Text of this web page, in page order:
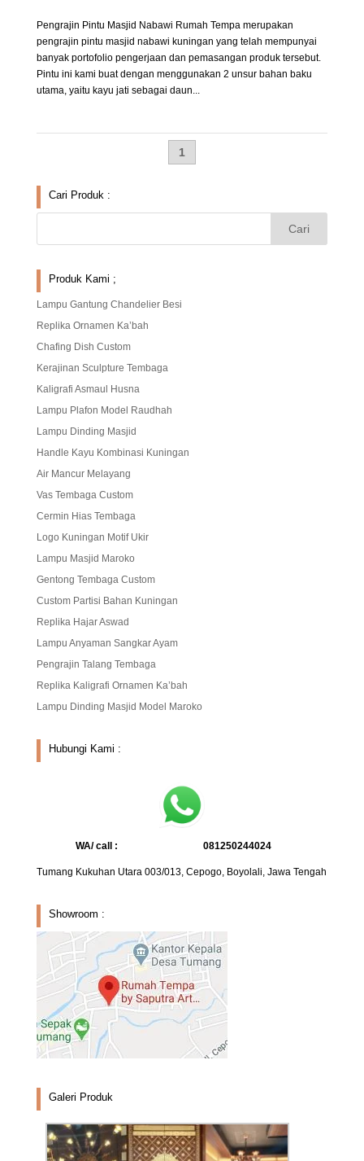
Pengrajin Pintu Masjid Nabawi Rumah Tempa merupakan
pengrajin pintu masjid nabawi kuningan yang telah mempunyai
banyak portofolio pengerjaan dan pemasangan produk tersebut.
Pintu ini kami buat dengan menggunakan 2 unsur bahan baku
utama, yaitu kayu jati sebagai daun...
1
Cari Produk :
Produk Kami ;
Lampu Gantung Chandelier Besi
Replika Ornamen Ka’bah
Chafing Dish Custom
Kerajinan Sculpture Tembaga
Kaligrafi Asmaul Husna
Lampu Plafon Model Raudhah
Lampu Dinding Masjid
Handle Kayu Kombinasi Kuningan
Air Mancur Melayang
Vas Tembaga Custom
Cermin Hias Tembaga
Logo Kuningan Motif Ukir
Lampu Masjid Maroko
Gentong Tembaga Custom
Custom Partisi Bahan Kuningan
Replika Hajar Aswad
Lampu Anyaman Sangkar Ayam
Pengrajin Talang Tembaga
Replika Kaligrafi Ornamen Ka’bah
Lampu Dinding Masjid Model Maroko
Hubungi Kami :
WA/ call : 081250244024
Tumang Kukuhan Utara 003/013, Cepogo, Boyolali, Jawa Tengah
Showroom :
Galeri Produk